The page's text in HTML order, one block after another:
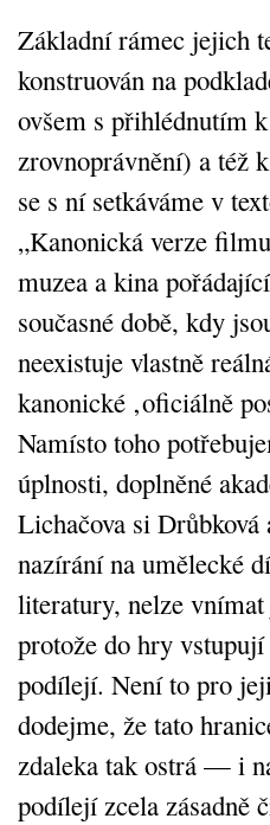
Základní rámec jejich
konstruován na
ovšem s přihlédnutím
zrovnoprávnění) a též
se s ní setkáváme v
„Kanonická verze
muzea a kina
současné době, kdy
neexistuje vlastně
kanonické ‚oficiálně
Namísto toho
úplnosti, doplněné
Lichačova si
nazírání na umělecké
literatury, nelze
protože do hry
podílejí. Není to pro
dodejme, že tato
zdaleka tak ostrá — i
podílejí zcela